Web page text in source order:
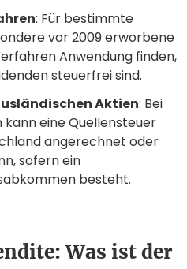
: Für bestimmte
vor 2009 erworbene
Anwendung finden,
steuerfrei sind.
Aktien: Bei
eine Quellensteuer
angerechnet oder
sofern ein
besteht.
Was ist der